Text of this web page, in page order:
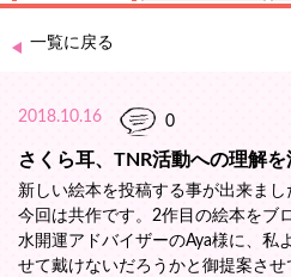
一覧に戻る
2018.10.16 0
さくら耳、TNR活動への理解
新しい絵本を投稿する事が出来まし
今回は共作です。2作目の絵本をブ
水開運アドバイザーのAya様に、私
せて戴けないだろうかと御提案させ